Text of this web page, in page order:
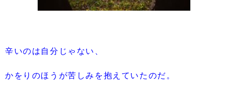
辛いのは自分じゃない、
かをりのほうが苦しみを抱えていたのだ。